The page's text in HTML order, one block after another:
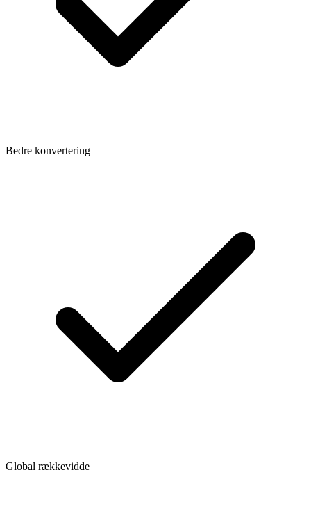
Bedre konvertering
Global rækkevidde